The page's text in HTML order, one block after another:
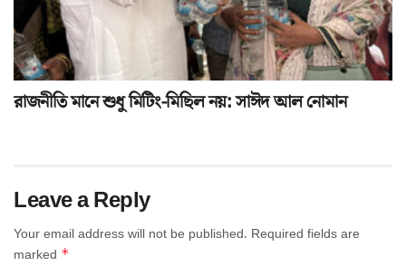
রাজনীতি মানে শুধু মিটিং-মিছিল নয়: সাঈদ আল নোমান
Leave a Reply
Your email address will not be published. Required fields are
marked *